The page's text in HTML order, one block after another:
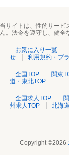
当サイトは、性的サービ
ん。法令を遵守し、健全
お気に入り一覧
せ
利用規約・プ
全国TOP 関東
道・東北TOP
全国求人TOP
州求人TOP
北海
Copyright ©2026